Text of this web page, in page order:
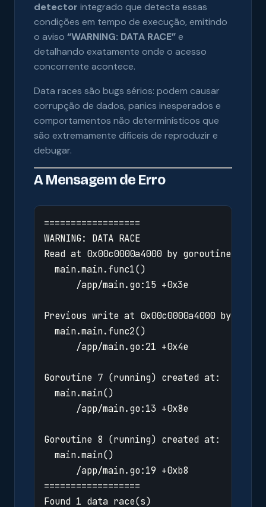
detector integrado que detecta essas
condições em tempo de execução, emitindo
o aviso “WARNING: DATA RACE”e
detalhando exatamente onde o acesso
concorrente acontece.
Data races são bugs sérios: podem causar
corrupção de dados, panics inesperados e
comportamentos não determinísticos que
são extremamente difíceis de reproduzir e
debugar.
A Mensagem de Erro